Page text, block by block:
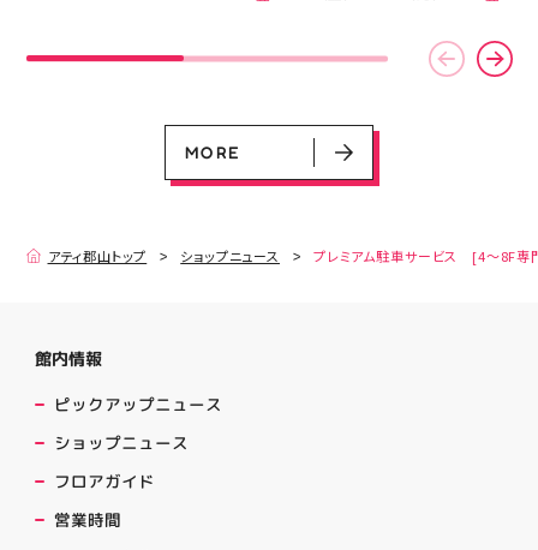
08.01（土）～08.31（月）
05.21（木）～09.27（日）
MORE
アティ郡山トップ ショップニュース プレミアム駐車サービス [4～8F専
館内情報
ピックアップニュース
ショップニュース
フロアガイド
営業時間